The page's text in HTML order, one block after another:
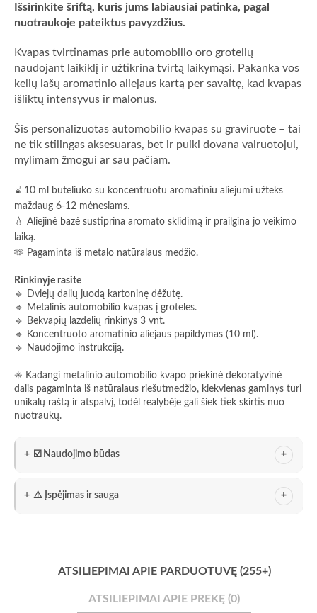
Išsirinkite šriftą, kuris jums labiausiai patinka, pagal
nuotraukoje pateiktus pavyzdžius.
Kvapas tvirtinamas prie automobilio oro grotelių
naudojant laikiklį ir užtikrina tvirtą laikymąsi. Pakanka vos
kelių lašų aromatinio aliejaus kartą per savaitę, kad kvapas
išliktų intensyvus ir malonus.
Šis personalizuotas automobilio kvapas su graviruote – tai
ne tik stilingas aksesuaras, bet ir puiki dovana vairuotojui,
mylimam žmogui ar sau pačiam.
⌛ 10 ml buteliuko su koncentruotu aromatiniu aliejumi užteks
maždaug 6-12 mėnesiams.
💧 Aliejinė bazė sustiprina aromato sklidimą ir prailgina jo veikimo
laiką.
🫶 Pagaminta iš metalo natūralaus medžio.
Rinkinyje rasite
🔹 Dviejų dalių juodą kartoninę dėžutę.
🔹 Metalinis automobilio kvapas į groteles.
🔹 Bekvapių lazdelių rinkinys 3 vnt.
🔹 Koncentruoto aromatinio aliejaus papildymas (10 ml).
🔹 Naudojimo instrukciją.
✳️ Kadangi metalinio automobilio kvapo priekinė dekoratyvinė
dalis pagaminta iš natūralaus riešutmedžio, kiekvienas gaminys turi
unikalų raštą ir atspalvį, todėl realybėje gali šiek tiek skirtis nuo
nuotraukų.
☑️ Naudojimo būdas
⚠️ Įspėjimas ir sauga
ATSILIEPIMAI APIE PARDUOTUVĘ (255+)
ATSILIEPIMAI APIE PREKĘ (0)